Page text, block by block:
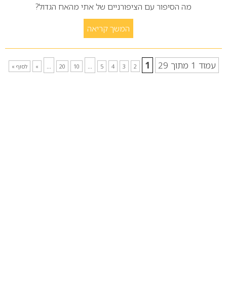
מה הסיפור עם הציפורניים של אתי מהאח הגדול?
המשך קריאה
עמוד 1 מתוך 29 1
2
3
4
5
...
10
20
...
» לסוף »